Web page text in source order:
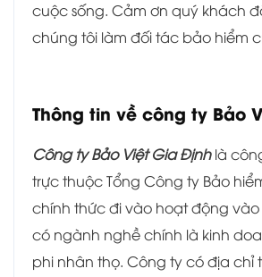
cuộc sống. Cảm ơn quý khách
chúng tôi làm đối tác bảo hiểm
Thông tin về công ty Bảo
Công ty Bảo Việt Gia Địnhlà
trực thuộc Tổng Công ty Bảo
chính thức đi vào hoạt động vào
có ngành nghề chính là kinh
phi nhân thọ. Công ty có địa chỉ